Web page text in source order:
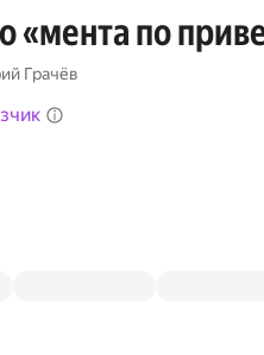
«мента по
Грачёв